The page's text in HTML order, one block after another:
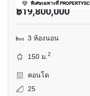
พิเศษเฉพาะที่
฿19,800,000
3 ห้องนอน
150 ม.2
คอนโด
25